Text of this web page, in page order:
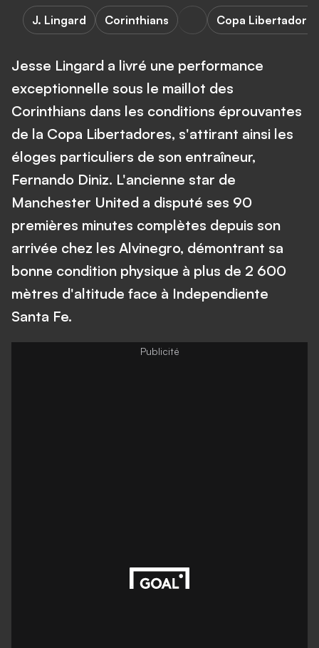
J. Lingard Corinthians Copa Libertadores
Jesse Lingard a livré une performance
exceptionnelle sous le maillot des
Corinthians dans les conditions éprouvantes
de la Copa Libertadores, s'attirant ainsi les
éloges particuliers de son entraîneur,
Fernando Diniz. L'ancienne star de
Manchester United a disputé ses 90
premières minutes complètes depuis son
arrivée chez les Alvinegro, démontrant sa
bonne condition physique à plus de 2 600
mètres d'altitude face à Independiente
Santa Fe.